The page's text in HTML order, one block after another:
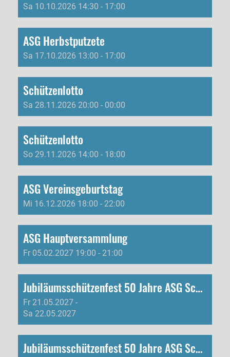
Sa 10.10.2026 14:30 - 17:00
ASG Herbstputzete
Sa 17.10.2026 13:00 - 17:00
Schützenlotto
Sa 28.11.2026 20:00 - 00:00
Schützenlotto
So 29.11.2026 14:00 - 18:00
ASG Vereinsgeburtstag
Mi 16.12.2026 18:00 - 22:00
ASG Hauptversammlung
Fr 05.02.2027 19:00 - 21:00
Jubiläumsschützenfest 50 Jahre ASG Schwarzenburg
Fr 21.05.2027 -
Sa 22.05.2027
Jubiläumsschützenfest 50 Jahre ASG Schwarzenburg